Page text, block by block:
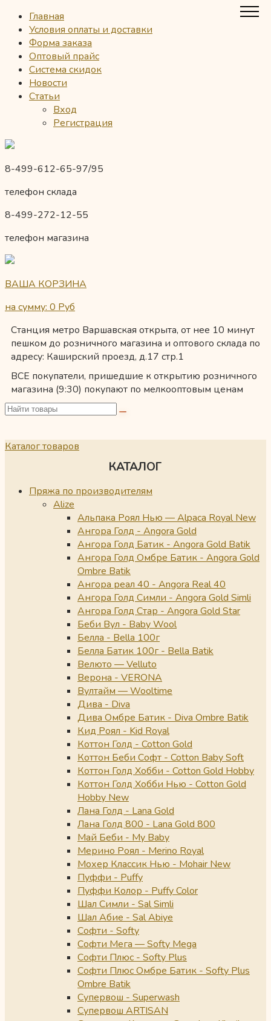
Главная
Условия оплаты и доставки
Форма заказа
Оптовый прайс
Система скидок
Новости
Статьи
Вход
Регистрация
8-499-612-65-97/95
телефон склада
8-499-272-12-55
телефон магазина
ВАША КОРЗИНА
на сумму: 0 Руб
Станция метро Варшавская открыта, от нее 10 минут
пешком до розничного магазина и оптового склада по
адресу: Каширский проезд, д.17 стр.1
ВСЕ покупатели, пришедшие к открытию розничного
магазина (9:30) покупают по мелкооптовым ценам
Каталог товаров
КАТАЛОГ
Пряжа по производителям
Alize
Альпака Роял Нью — Alpaca Royal New
Ангора Голд - Angora Gold
Ангора Голд Батик - Angora Gold Batik
Ангора Голд Омбре Батик - Angora Gold
Ombre Batik
Ангора реал 40 - Angora Real 40
Ангора Голд Симли - Angora Gold Simli
Ангора Голд Стар - Angora Gold Star
Беби Вул - Baby Wool
Белла - Bella 100г
Белла Батик 100г - Bella Batik
Велюто — Velluto
Верона - VERONA
Вултайм — Wooltime
Дива - Diva
Дива Омбре Батик - Diva Ombre Batik
Кид Роял - Kid Royal
Коттон Голд - Cotton Gold
Коттон Беби Софт - Cotton Baby Soft
Коттон Голд Хобби - Cotton Gold Hobby
Коттон Голд Хобби Нью - Cotton Gold
Hobby New
Лана Голд - Lana Gold
Лана Голд 800 - Lana Gold 800
Май Беби - My Baby
Мерино Роял - Merino Royal
Мохер Классик Нью - Mohair New
Пуффи - Puffy
Пуффи Колор - Puffy Color
Шал Симли - Sal Simli
Шал Абие - Sal Abiye
Софти - Softy
Софти Мега — Softy Mega
Софти Плюс - Softy Plus
Софти Плюс Омбре Батик - Softy Plus
Ombre Batik
Супервош - Superwash
Супервош ARTISAN